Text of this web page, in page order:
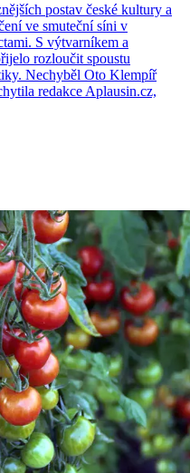
postav české kultury a
ve smuteční síni v
S výtvarníkem a
rozloučit spoustu
Nechyběl Oto Klempíř
redakce Aplausin.cz,